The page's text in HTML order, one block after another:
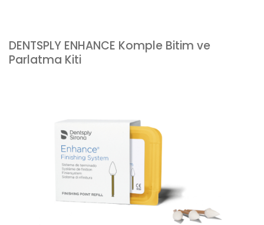
DENTSPLY ENHANCE Komple Bitim ve
Parlatma Kiti